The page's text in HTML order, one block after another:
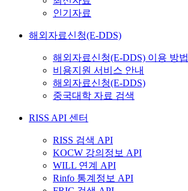
인기자료
해외자료신청(E-DDS)
해외자료신청(E-DDS) 이용 방법
비용지원 서비스 안내
해외자료신청(E-DDS)
중국대학 자료 검색
RISS API 센터
RISS 검색 API
KOCW 강의정보 API
WILL 연계 API
Rinfo 통계정보 API